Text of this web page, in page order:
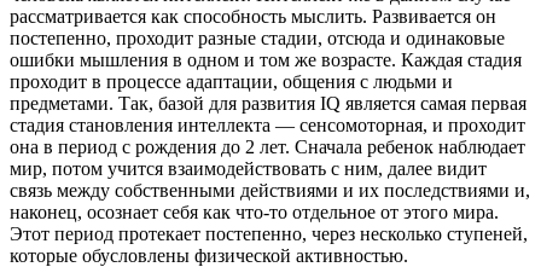
рассматривается как способность мыслить. Развивается он
постепенно, проходит разные стадии, отсюда и одинаковые
ошибки мышления в одном и том же возрасте. Каждая стадия
проходит в процессе адаптации, общения с людьми и
предметами. Так, базой для развития IQ является самая первая
стадия становления интеллекта — сенсомоторная, и проходит
она в период с рождения до 2 лет. Сначала ребенок наблюдает
мир, потом учится взаимодействовать с ним, далее видит
связь между собственными действиями и их последствиями и,
наконец, осознает себя как что-то отдельное от этого мира.
Этот период протекает постепенно, через несколько ступеней,
которые обусловлены физической активностью.